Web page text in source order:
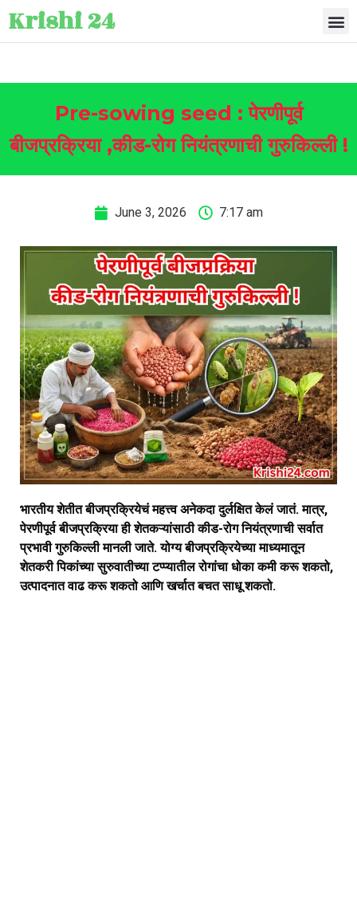
Krishi 24
Pre-sowing seed : पेरणीपूर्व
बीजप्रक्रिया ,कीड-रोग नियंत्रणाची गुरुकिल्ली !
June 3, 2026 7:17 am
भारतीय शेतीत बीजप्रक्रियेचं महत्त्व अनेकदा दुर्लक्षित केलं जातं. मात्र,
पेरणीपूर्व बीजप्रक्रिया ही शेतकऱ्यांसाठी कीड-रोग नियंत्रणाची सर्वात
प्रभावी गुरुकिल्ली मानली जाते. योग्य बीजप्रक्रियेच्या माध्यमातून
शेतकरी पिकांच्या सुरुवातीच्या टप्प्यातील रोगांचा धोका कमी करू शकतो,
उत्पादनात वाढ करू शकतो आणि खर्चात बचत साधू शकतो.